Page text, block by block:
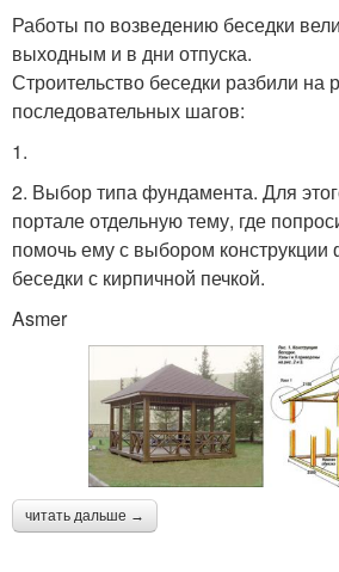
Работы по возведению беседки
выходным и в дни отпуска.
Строительство беседки разбили на
последовательных шагов:
1.
2. Выбор типа фундамента. Для
портале отдельную тему, где
помочь ему с выбором
беседки с кирпичной печкой.
Asmer
читать дальше →